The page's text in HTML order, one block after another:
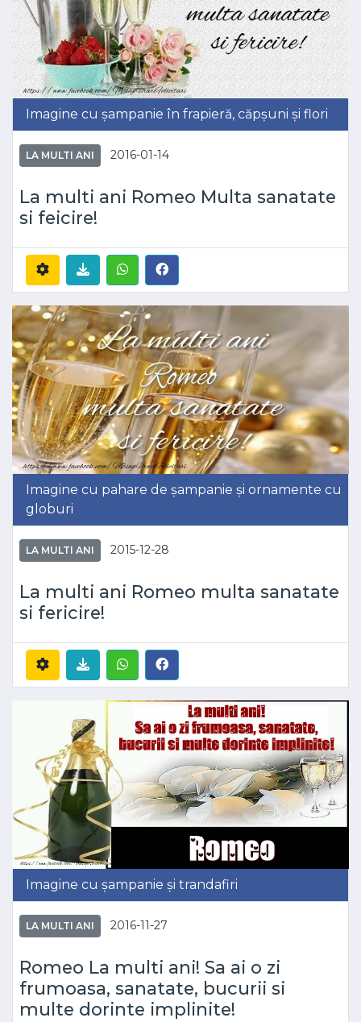
Imagine cu șampanie în frapieră, căpșuni și flori
LA MULTI ANI 2016-01-14
La multi ani Romeo Multa sanatate
si feicire!
Imagine cu pahare de șampanie și ornamente cu
globuri
LA MULTI ANI 2015-12-28
La multi ani Romeo multa sanatate
si fericire!
Imagine cu șampanie și trandafiri
LA MULTI ANI 2016-11-27
Romeo La multi ani! Sa ai o zi
frumoasa, sanatate, bucurii si
multe dorinte implinite!